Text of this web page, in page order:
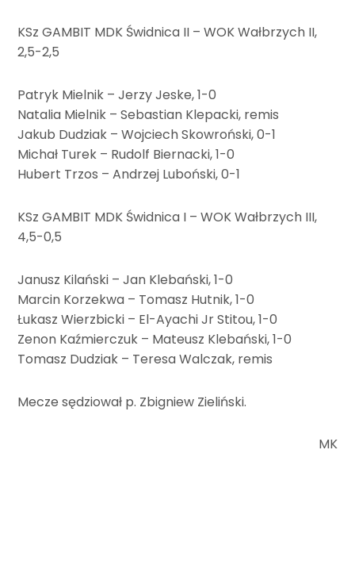
KSz GAMBIT MDK Świdnica II – WOK Wałbrzych II,
2,5-2,5
Patryk Mielnik – Jerzy Jeske, 1-0
Natalia Mielnik – Sebastian Klepacki, remis
Jakub Dudziak – Wojciech Skowroński, 0-1
Michał Turek – Rudolf Biernacki, 1-0
Hubert Trzos – Andrzej Luboński, 0-1
KSz GAMBIT MDK Świdnica I – WOK Wałbrzych III,
4,5-0,5
Janusz Kilański – Jan Klebański, 1-0
Marcin Korzekwa – Tomasz Hutnik, 1-0
Łukasz Wierzbicki – El-Ayachi Jr Stitou, 1-0
Zenon Kaźmierczuk – Mateusz Klebański, 1-0
Tomasz Dudziak – Teresa Walczak, remis
Mecze sędziował p. Zbigniew Zieliński.
MK